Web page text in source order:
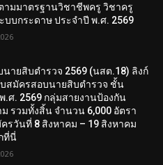
ามมาตรฐานวิชาชีพครู วิชาครู
บบกระดาษ ประจำปี พ.ศ. 2569
ายสิบตำรวจ 2569 (นสต.18) ลิงก์
บสมัครสอบนายสิบตำรวจ ชั้น
.ศ. 2569 กลุ่มสายงานป้องกัน
รวมทั้งสิ้น จำนวน 6,000 อัตรา
รวันที่ 8 สิงหาคม – 19 สิงหาคม
ที่นี่